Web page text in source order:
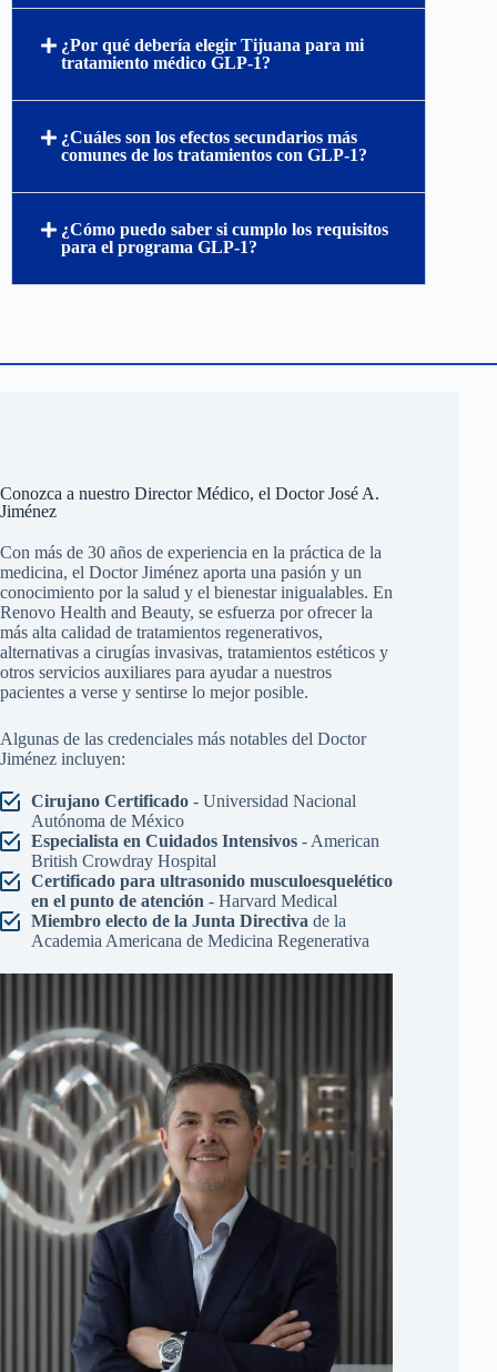
¿Por qué debería elegir Tijuana para mi
tratamiento médico GLP-1?
¿Cuáles son los efectos secundarios más
comunes de los tratamientos con GLP-1?
¿Cómo puedo saber si cumplo los requisitos
para el programa GLP-1?
Conozca a nuestro Director Médico, el Doctor José A.
Jiménez
Con más de 30 años de experiencia en la práctica de la
medicina, el Doctor Jiménez aporta una pasión y un
conocimiento por la salud y el bienestar inigualables. En
Renovo Health and Beauty, se esfuerza por ofrecer la
más alta calidad de tratamientos regenerativos,
alternativas a cirugías invasivas, tratamientos estéticos y
otros servicios auxiliares para ayudar a nuestros
pacientes a verse y sentirse lo mejor posible.
Algunas de las credenciales más notables del Doctor
Jiménez incluyen:
Cirujano Certificado- Universidad Nacional
Autónoma de México
Especialista en Cuidados Intensivos- American
British Crowdray Hospital
Certificado para ultrasonido musculoesquelético
en el punto de atención - Harvard Medical
Miembro electo de la Junta Directiva de la
Academia Americana de Medicina Regenerativa